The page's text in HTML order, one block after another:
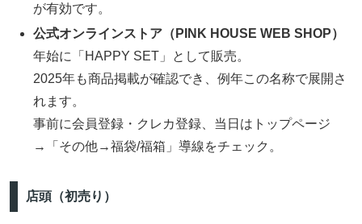
が有効です。
公式オンラインストア（PINK HOUSE WEB SHOP）
年始に「HAPPY SET」として販売。
2025年も商品掲載が確認でき、例年この名称で展開さ
れます。
事前に会員登録・クレカ登録、当日はトップページ
→「その他→福袋/福箱」導線をチェック。
店頭（初売り）